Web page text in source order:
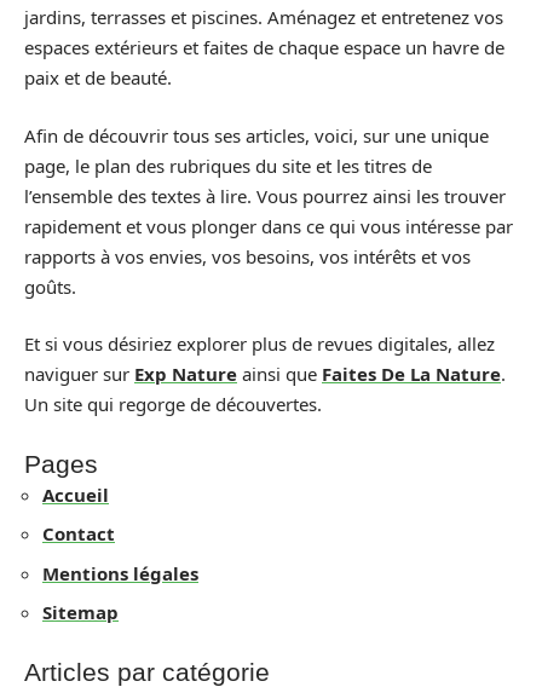
jardins, terrasses et piscines. Aménagez et entretenez vos
espaces extérieurs et faites de chaque espace un havre de
paix et de beauté.
Afin de découvrir tous ses articles, voici, sur une unique
page, le plan des rubriques du site et les titres de
l’ensemble des textes à lire. Vous pourrez ainsi les trouver
rapidement et vous plonger dans ce qui vous intéresse par
rapports à vos envies, vos besoins, vos intérêts et vos
goûts.
Et si vous désiriez explorer plus de revues digitales, allez
naviguer sur Exp Nature ainsi que Faites De La Nature.
Un site qui regorge de découvertes.
Pages
Accueil
Contact
Mentions légales
Sitemap
Articles par catégorie